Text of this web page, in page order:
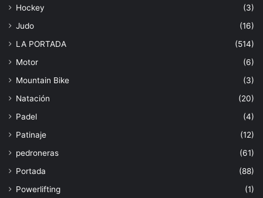
Hockey
(3)
Judo
(16)
LA PORTADA
(514)
Motor
(6)
Mountain Bike
(3)
Natación
(20)
Padel
(4)
Patinaje
(12)
pedroneras
(61)
Portada
(88)
Powerlifting
(1)